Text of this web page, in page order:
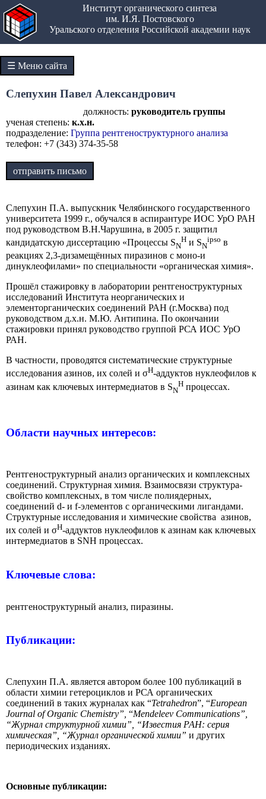
Институт органического синтеза
им. И.Я. Постовского
Уральского отделения Российской академии наук
☰ Меню сайта
Слепухин Павел Александрович
должность: руководитель группы
ученая степень: к.х.н.
подразделение: Группа рентгеноструктурного анализа
телефон: +7 (343) 374-35-58
отправить письмо
Слепухин П.А. выпускник Челябинского государственного
университета 1999 г., обучался в аспирантуре ИОС УрО РАН
под руководством В.Н.Чарушина, в 2005 г. защитил
кандидатскую диссертацию «Процессы SN
H и SN
ipso в
реакциях 2,3-дизамещённых пиразинов с моно-и
динуклеофилами» по специальности «органическая химия».
Прошёл стажировку в лаборатории рентгеноструктурных
исследований Института неорганических и
элементорганических соединений РАН (г.Москва) под
руководством д.х.н. М.Ю. Антипина. По окончании
стажировки принял руководство группой РСА ИОС УрО
РАН.
В частности, проводятся систематические структурные
исследования азинов, их солей и σH-аддуктов нуклеофилов к
азинам как ключевых интермедиатов в SN
H процессах.
Области научных интересов:
Рентгеноструктурный анализ органических и комплексных
соединений. Структурная химия. Взаимосвязи структура-
свойство комплексных, в том числе полиядерных,
соединений d- и f-элементов с органическими лигандами.
Структурные исследования и химические свойства азинов,
их солей и σH-аддуктов нуклеофилов к азинам как ключевых
интермедиатов в SNH процессах.
Ключевые слова:
рентгеноструктурный анализ, пиразины.
Публикации:
Слепухин П.А. является автором более 100 публикаций в
области химии гетероциклов и РСА органических
соединений в таких журналах как “Tetrahedron”, “European
Journal of Organic Chemistry”, “Mendeleev Communications”,
“Журнал структурной химии”, “Известия РАН: серия
химическая”, “Журнал органической химии” и других
периодических изданиях.
Основные публикации: